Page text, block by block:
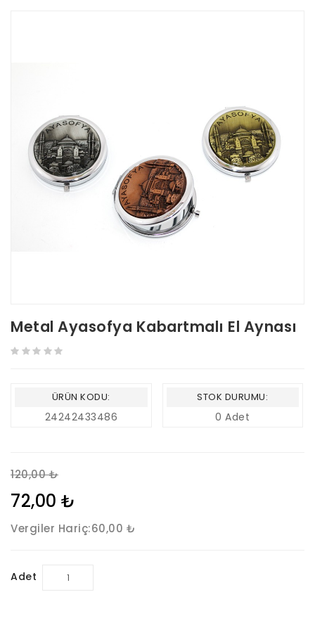
Metal Ayasofya Kabartmalı El Aynası
ÜRÜN KODU:
24242433486
STOK DURUMU:
0 Adet
120,00 ₺
72,00 ₺
Vergiler Hariç:60,00 ₺
Adet